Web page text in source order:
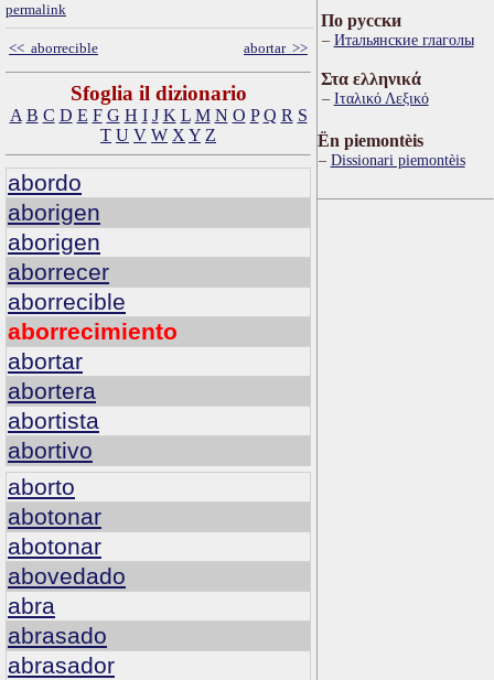
permalink
<< aborrecible abortar >>
Sfoglia il dizionario
A B C D E F G H I J K L M N O P Q R S
T U V W X Y Z
abordo
aborigen
aborigen
aborrecer
aborrecible
aborrecimiento
abortar
abortera
abortista
abortivo
aborto
abotonar
abotonar
abovedado
abra
abrasado
abrasador
По русски
Итальянские глаголы
Στα ελληνικά
Ιταλικό Λεξικό
Ën piemontèis
Dissionari piemontèis